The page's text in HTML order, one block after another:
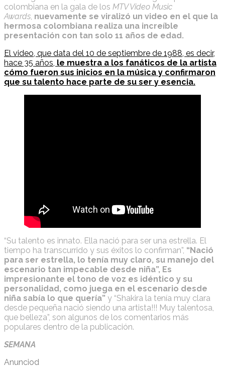
colombiana en la gala de los MTV Video Music
Awards, nuevamente se viralizó un video en el que la
hermosa colombiana realiza una increíble
presentación con tan solo 11 años de edad.
El video, que data del 10 de septiembre de 1988, es decir,
hace 35 años, le muestra a los fanáticos de la artista
cómo fueron sus inicios en la música y confirmaron
que su talento hace parte de su ser y esencia.
“Su talento es innato. Ella nació para ser una estrella. El
tiempo ha transcurrido y sus éxitos lo confirman”, “Nació
para ser estrella, lo tenía muy claro, su manejo del
escenario tan impecable desde niña”, Es
impresionante el tono de voz es idéntico y su
personalidad, como juega en el escenario desde
niña sabía lo que quería” y “Shakira la tenía muy clara
desde pequeña nació siendo una artista!!! Muy talentosa,
que belleza”, son algunos de los comentarios más
populares dentro de la publicación.
SEMANA
Anunciod